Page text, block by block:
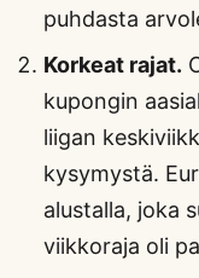
puhdasta
Korkeat rajat.
kupongin
liigan
kysymystä.
alustalla, joka
viikkoraja oli